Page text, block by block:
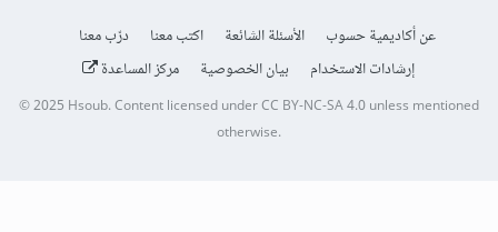
عن أكاديمية حسوب الأسئلة الشائعة اكتب معنا
درّب معنا
إرشادات الاستخدام
بيان الخصوصية مركز المساعدة
© 2025Hsoub.Content licensed underCC BY-NC-SA 4.0unless mentioned
otherwise.